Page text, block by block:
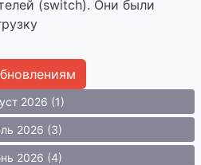
(switch). Они были
2026 (1)
2026 (3)
2026 (4)